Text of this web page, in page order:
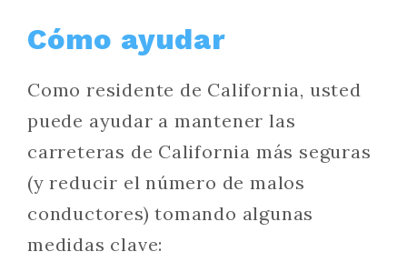
Cómo ayudar
Como residente de California, usted
puede ayudar a mantener las
carreteras de California más seguras
(y reducir el número de malos
conductores) tomando algunas
medidas clave: